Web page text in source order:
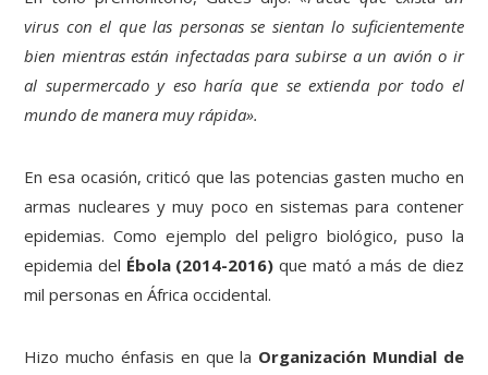
virus con el que las personas se sientan lo suficientemente
bien mientras están infectadas para subirse a un avión o ir
al supermercado y eso haría que se extienda por todo el
mundo de manera muy rápida».
En esa ocasión, criticó que las potencias gasten mucho en
armas nucleares y muy poco en sistemas para contener
epidemias. Como ejemplo del peligro biológico, puso la
epidemia del Ébola (2014-2016) que mató a más de diez
mil personas en África occidental.
Hizo mucho énfasis en que la Organización Mundial de